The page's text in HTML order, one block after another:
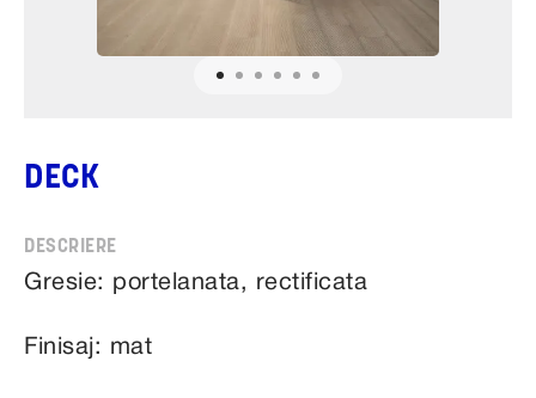
DECK
Gresie: portelanata, rectificata
Finisaj: mat